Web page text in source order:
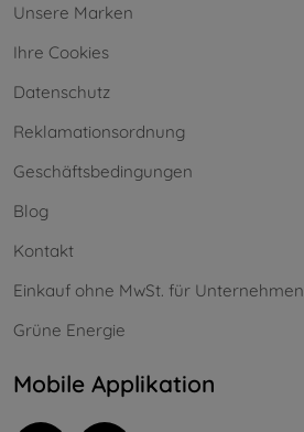
Unsere Marken
Ihre Cookies
Datenschutz
Reklamationsordnung
Geschäftsbedingungen
Blog
Kontakt
Einkauf ohne MwSt. für Unternehmen
Grüne Energie
Mobile Applikation